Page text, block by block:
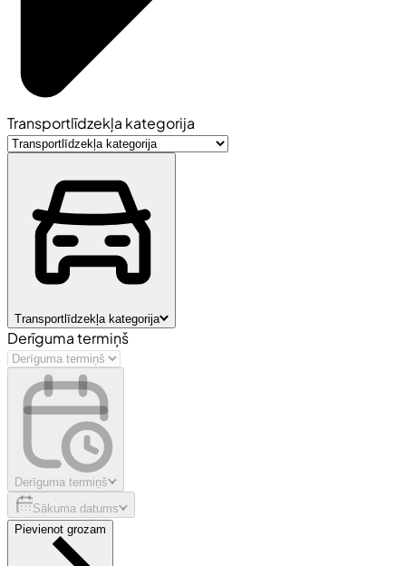
Transportlīdzekļa kategorija
Transportlīdzekļa kategorija
Derīguma termiņš
Derīguma termiņš
Sākuma datums
Pievienot grozam